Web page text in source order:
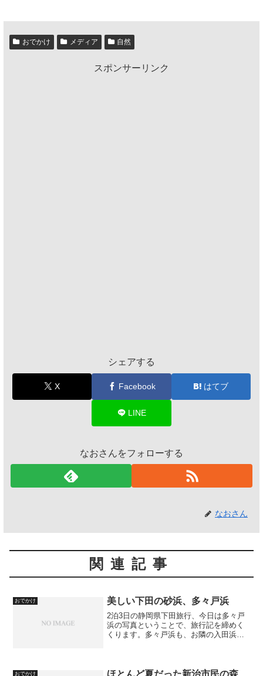
おでかけ メディア 自然
スポンサーリンク
シェアする
X Facebook はてブ
LINE
なおさんをフォローする
なおさん
関連記事
おでかけ 美しい下田の砂浜、多々戸浜
2泊3日の静岡県下田旅行、今日は多々戸
浜の写真ということで、旅行記を締めく
くります。多々戸浜も、お隣の入田浜に
浜海水浴場早朝の多々戸...
おでかけ ほとんど夏だった新治市民の森